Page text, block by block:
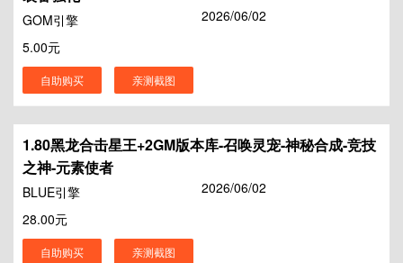
GOM引擎
2026/06/02
5.00元
自助购买 亲测截图
1.80黑龙合击星王+2GM版本库-召唤灵宠-神秘合成-竞技
之神-元素使者
BLUE引擎
2026/06/02
28.00元
自助购买 亲测截图